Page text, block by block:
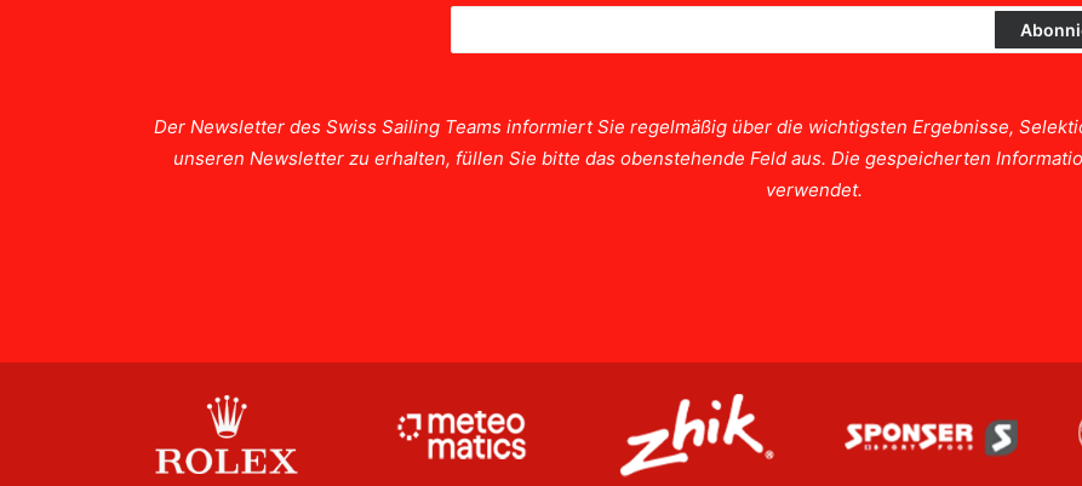
Der Newsletter des Swiss Sailing Teams informiert Sie regelmäßig über die wichtigsten Ergebnisse,
unseren Newsletter zu erhalten, füllen Sie bitte das obenstehende Feld aus. Die gespeicherten
verwendet.